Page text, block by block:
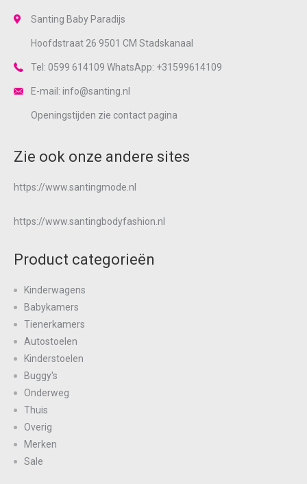
Santing Baby Paradijs
Hoofdstraat 26 9501 CM Stadskanaal
Tel: 0599 614109 WhatsApp: +31599614109
E-mail: info@santing.nl
Openingstijden zie contactpagina
Zie ook onze andere sites
https://www.santingmode.nl
https://www.santingbodyfashion.nl
Product categorieën
Kinderwagens
Babykamers
Tienerkamers
Autostoelen
Kinderstoelen
Buggy's
Onderweg
Thuis
Overig
Merken
Sale